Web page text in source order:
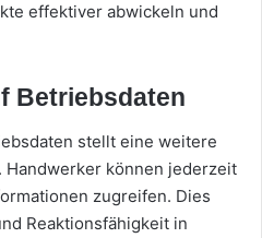
effektiver abwickeln und
Betriebsdaten
stellt eine weitere
Handwerker können jederzeit
zugreifen. Dies
Reaktionsfähigkeit in